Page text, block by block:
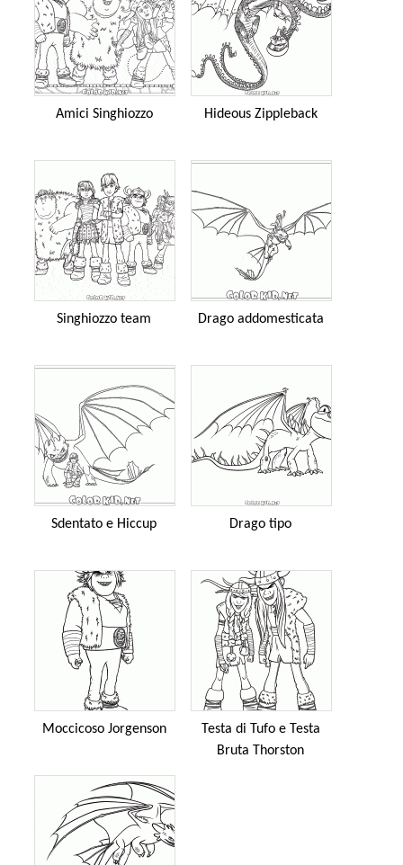
Amici Singhiozzo Hideous Zippleback
Singhiozzo team Drago addomesticata
Sdentato e Hiccup Drago tipo
Moccicoso Jorgenson
Testa di Tufo e Testa
Bruta Thorston